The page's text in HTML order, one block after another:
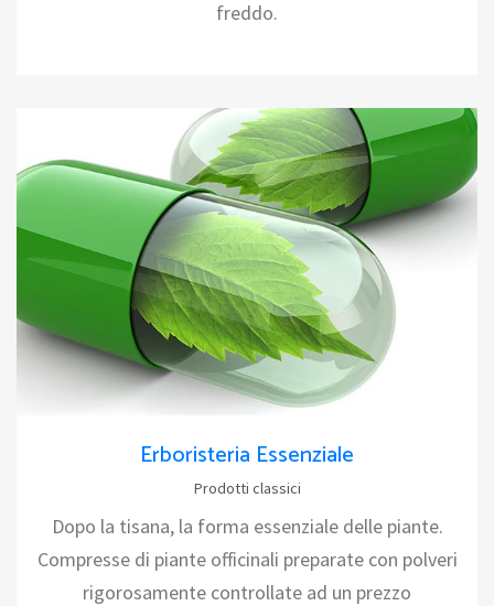
freddo.
Erboristeria Essenziale
Prodotti classici
Dopo la tisana, la forma essenziale delle piante.
Compresse di piante officinali preparate con polveri
rigorosamente controllate ad un prezzo